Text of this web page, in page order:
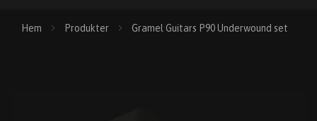
Hem Produkter Gramel Guitars P90 Underwound set